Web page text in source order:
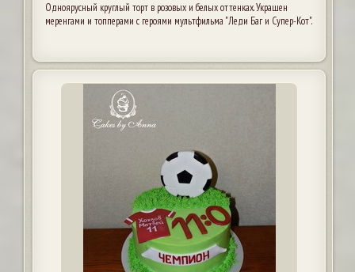
Одноярусный круглый торт в розовых и белых оттенках. Украшен
меренгами и топперами с героями мультфильма "Леди Баг и Супер-Кот".